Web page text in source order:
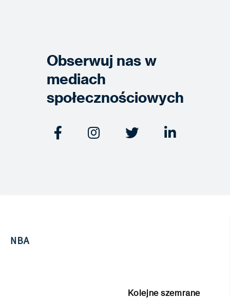
Obserwuj nas w
mediach
społecznościowych
   
NBA
Kolejne szemrane